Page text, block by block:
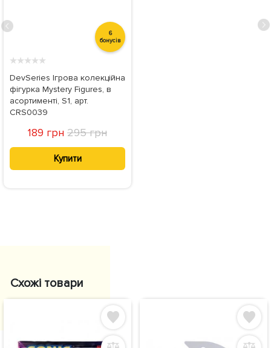
6
бонусів
★★★★★
DevSeries Ігрова колекційна
фігурка Mystery Figures, в
асортименті, S1, арт.
CRS0039
189 грн 295 грн
Купити
Схожі товари